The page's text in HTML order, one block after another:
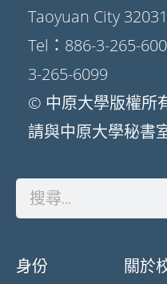
Taoyuan City
Tel：886-3-265-
3-265-6099
© 中原大學版權所
請與中原大學秘書
身份 關於